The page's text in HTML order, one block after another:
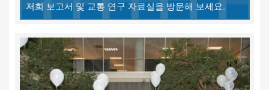
저희 보고서 및 교통 연구 자료실을 방문해 보세요.